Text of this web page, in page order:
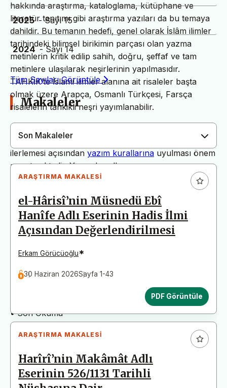
hakkında araştırma, kataloglama, kütüphane ve
literatür tanıtımı gibi araştırma yazıları da bu temaya
dahildir. Bu temanın hedefi, genel olarak İslâm ilimler
tarihindeki bilimsel birikimin parçası olan yazma
metinlerin kritik edilip sahih, doğru, şeffaf ve tam
metinlere ulaşılarak neşirlerinin yapılmasıdır.
TAHKİK’te İslami ilimler alanına ait risaleler başta
olmak üzere Arapça, Osmanlı Türkçesi, Farsça
risalelerin tahkikli neşri yayımlanabilir.
Dergimiz yayın süreçlerinin daha hızlı ve sağlıklı
ilerlemesi açısından yazım kurallarına uyulması önem
arz etmektedir. Yazım kurallarına uymayan
başvurular değerlendirme aşamasına alınmadan iade
edilecektir. Bu nedenle çalışmalarınızı yüklemeden
önce çalışmanızın yazım kurallarına uygun olarak
düzenlendiğinden emin olunuz.
Yayın İnceleme Süreci (Yaklaşık 130 Gün)
• Editör İncelemesi
• Şekilsel ve Etik Ön İnceleme
• Son Okuma
2025 - Sayı 15
2024 - Sayı 14
Tüm Sayıları Görüntüle
Makaleler
Son Makaleler
ARAŞTIRMA MAKALESI
el-Hârisî’nin Müsnedü Ebî
Hanîfe Adlı Eserinin Hadis İlmi
Açısından Değerlendirilmesi
Erkam Görücüoğlu*
30 Haziran 2026Sayfa 1-43
PDF Görüntüle
ARAŞTIRMA MAKALESI
Harîrî’nin Makâmât Adlı
Eserinin 526/1131 Tarihli